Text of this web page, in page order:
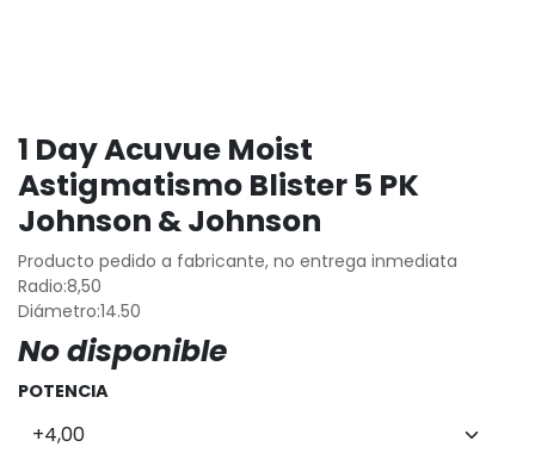
1 Day Acuvue Moist
Astigmatismo Blister 5 PK
Johnson & Johnson
Producto pedido a fabricante, no entrega inmediata
Radio:8,50
Diámetro:14.50
No disponible
POTENCIA